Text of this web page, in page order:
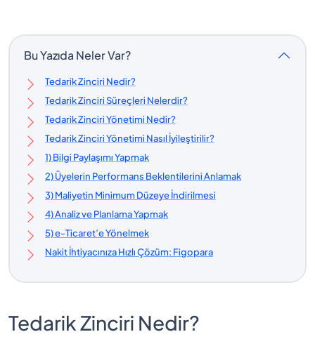
Bu Yazıda Neler Var?
Tedarik Zinciri Nedir?
Tedarik Zinciri Süreçleri Nelerdir?
Tedarik Zinciri Yönetimi Nedir?
Tedarik Zinciri Yönetimi Nasıl İyileştirilir?
1) Bilgi Paylaşımı Yapmak
2) Üyelerin Performans Beklentilerini Anlamak
3) Maliyetin Minimum Düzeye İndirilmesi
4) Analiz ve Planlama Yapmak
5) e-Ticaret’e Yönelmek
Nakit İhtiyacınıza Hızlı Çözüm: Figopara
Tedarik Zinciri Nedir?